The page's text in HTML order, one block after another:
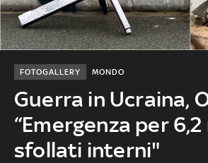
Guerra in Ucraina,
“Emergenza per
sfollati interni"
MONDO
FOTOGALLERY